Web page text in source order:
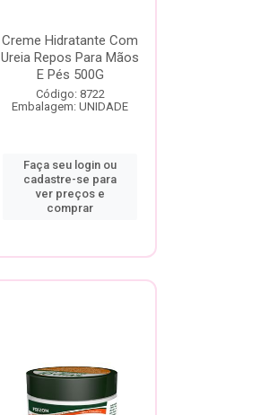
Creme Hidratante Com
Ureia Repos Para Mãos
E Pés 500G
Código: 8722
Embalagem: UNIDADE
Faça seu login ou
cadastre-se para
ver preços e
comprar